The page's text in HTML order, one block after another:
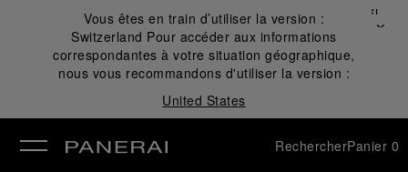
Vous êtes en train d’utiliser la version :
Switzerland Pour accéder aux informations
correspondantes à votre situation géographique,
nous vous recommandons d'utiliser la version :
United States
Fermer
✕
RechercherPanier 0